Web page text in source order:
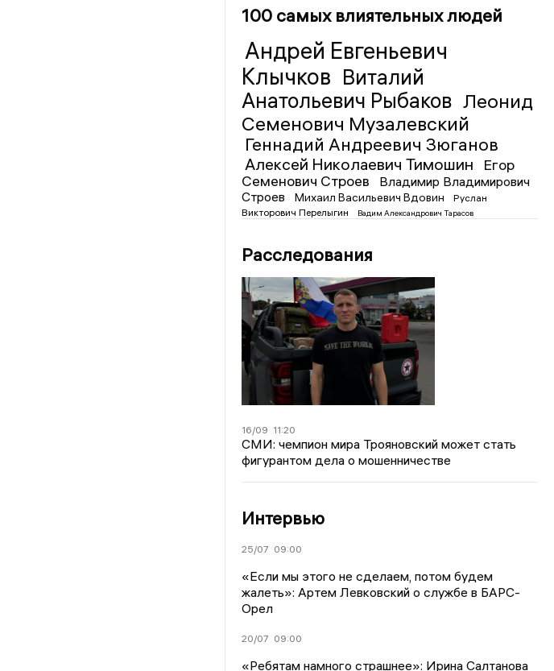
100 самых влиятельных людей
Андрей Евгеньевич
Клычков Виталий
Анатольевич Рыбаков Леонид
Семенович Музалевский
Геннадий Андреевич Зюганов
Алексей Николаевич Тимошин
Егор
Семенович Строев
Владимир Владимирович
Строев
Михаил Васильевич Вдовин
Руслан
Викторович Перелыгин
Вадим Александрович Тарасов
Расследования
16/09 11:20
СМИ: чемпион мира Трояновский может стать
фигурантом дела о мошенничестве
Интервью
25/07 09:00
«Если мы этого не сделаем, потом будем
жалеть»: Артем Левковский о службе в БАРС-
Орел
20/07 09:00
«Ребятам намного страшнее»: Ирина Салтанова